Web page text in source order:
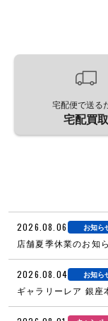
宅配便で送る
宅配買取
2026.08.06 お知ら
店舗夏季休業のお知
2026.08.04 お知ら
ギャラリーレア 銀座